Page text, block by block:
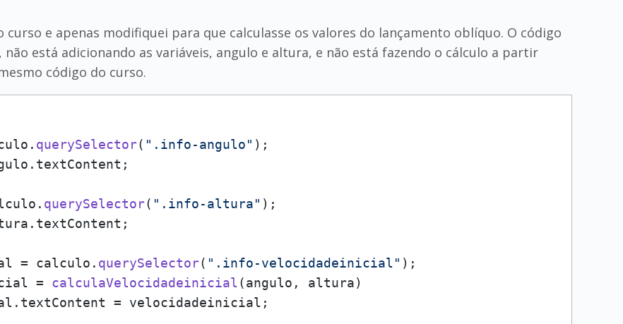
curso e apenas modifiquei para que calculasse os valores do lançamento oblíquo. O código
não está adicionando as variáveis, angulo e altura, e não está fazendo o cálculo a partir
código do curso.
querySelector( ".info-angulo" );
textContent ;
querySelector( ".info-altura" );
textContent ;
= calculo. querySelector( ".info-velocidadeinicial" );
= calculaVelocidadeinicial (angulo, altura)
textContent = velocidadeinicial;